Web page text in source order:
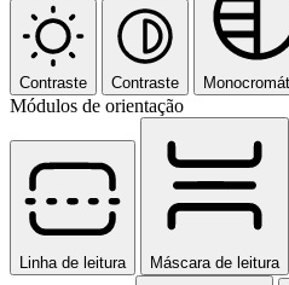
Contraste Contraste
Módulos de orientação
Linha de leitura Máscara de leitura